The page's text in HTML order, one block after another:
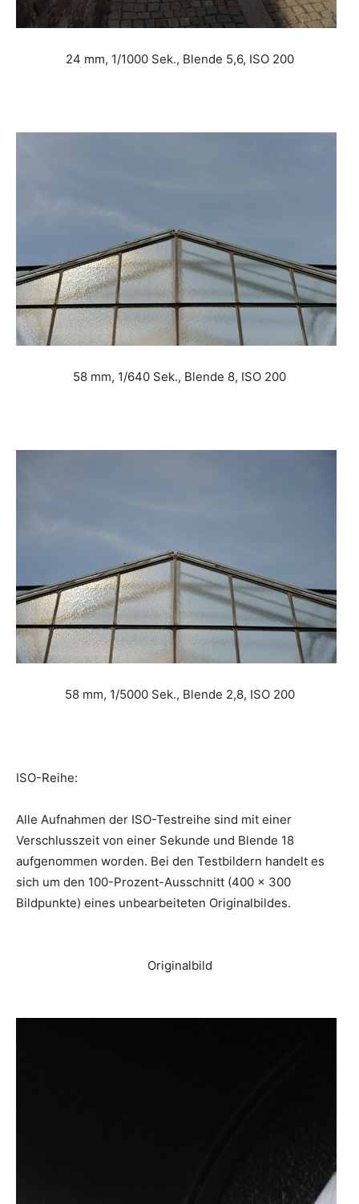
24 mm, 1/1000 Sek., Blende 5,6, ISO 200
58 mm, 1/640 Sek., Blende 8, ISO 200
58 mm, 1/5000 Sek., Blende 2,8, ISO 200
ISO-Reihe:
Alle Aufnahmen der ISO-Testreihe sind mit einer
Verschlusszeit von einer Sekunde und Blende 18
aufgenommen worden. Bei den Testbildern handelt es
sich um den 100-Prozent-Ausschnitt (400 x 300
Bildpunkte) eines unbearbeiteten Originalbildes.
Originalbild